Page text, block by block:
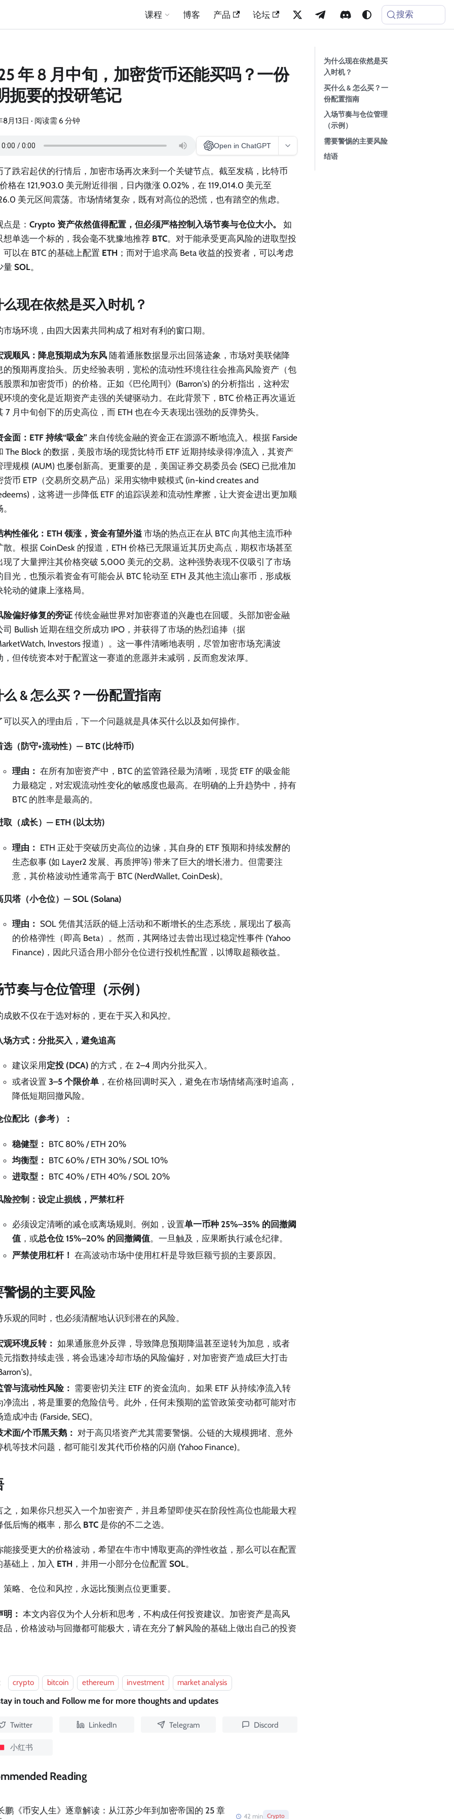
课程 博客 产品 论坛 搜索
年 8 月中旬，加密货币还能买吗？一份
扼要的投研笔记
月13日 · 阅读需 6 分钟
Open in ChatGPT
了跌宕起伏的行情后，加密市场再次来到一个关键节点。截至发稿，比特币
价格在 121,903.0 美元附近徘徊，日内微涨 0.02%，在 119,014.0 美元至
美元区间震荡。市场情绪复杂，既有对高位的恐慌，也有踏空的焦虑。
是： Crypto 资产依然值得配置，但必须严格控制入场节奏与仓位大小。
如
想单选一个标的，我会毫不犹豫地推荐 BTC。对于能承受更高风险的进取型投
可以在 BTC 的基础上配置 ETH ；而对于追求高 Beta 收益的投资者，可以考虑
量 SOL。
么现在依然是买入时机？
市场环境，由四大因素共同构成了相对有利的窗口期。
观顺风：降息预期成为东风 随着通胀数据显示出回落迹象，市场对美联储降
的预期再度抬头。历史经验表明，宽松的流动性环境往往会推高风险资产（包
股票和加密货币）的价格。正如《巴伦周刊》(Barron's) 的分析指出，这种宏
环境的变化是近期资产走强的关键驱动力。在此背景下，BTC 价格正再次逼近
7 月中旬创下的历史高位，而 ETH 也在今天表现出强劲的反弹势头。
金面：ETF 持续“吸金” 来自传统金融的资金正在源源不断地流入。根据 Farside
The Block 的数据，美股市场的现货比特币 ETF 近期持续录得净流入，其资产
理规模 (AUM) 也屡创新高。更重要的是，美国证券交易委员会 (SEC) 已批准加
货币 ETP（交易所交易产品）采用实物申赎模式 (in-kind creates and
，这将进一步降低 ETF 的追踪误差和流动性摩擦，让大资金进出更加顺
构性催化：ETH 领涨，资金有望外溢 市场的热点正在从 BTC 向其他主流币种
散。根据 CoinDesk 的报道，ETH 价格已无限逼近其历史高点，期权市场甚至
现了大量押注其价格突破 5,000 美元的交易。这种强势表现不仅吸引了市场
目光，也预示着资金有可能会从 BTC 轮动至 ETH 及其他主流山寨币，形成板
轮动的健康上涨格局。
险偏好修复的旁证 传统金融世界对加密赛道的兴趣也在回暖。头部加密金融
司 Bullish 近期在纽交所成功 IPO，并获得了市场的热烈追捧（据
Investors 报道）。这一事件清晰地表明，尽管加密市场充满波
，但传统资本对于配置这一赛道的意愿并未减弱，反而愈发浓厚。
么 & 怎么买？一份配置指南
可以买入的理由后，下一个问题就是具体买什么以及如何操作。
选（防守+流动性）— BTC (比特币)
理由： 在所有加密资产中，BTC 的监管路径最为清晰，现货 ETF 的吸金能
力最稳定，对宏观流动性变化的敏感度也最高。在明确的上升趋势中，持有
BTC 的胜率是最高的。
取（成长）— ETH (以太坊)
理由： ETH 正处于突破历史高位的边缘，其自身的 ETF 预期和持续发酵的
生态叙事 (如 Layer2 发展、再质押等) 带来了巨大的增长潜力。但需要注
意，其价格波动性通常高于 BTC (NerdWallet, CoinDesk)。
贝塔（小仓位）— SOL (Solana)
理由： SOL 凭借其活跃的链上活动和不断增长的生态系统，展现出了极高
的价格弹性（即高 Beta）。然而，其网络过去曾出现过稳定性事件 (Yahoo
Finance)，因此只适合用小部分仓位进行投机性配置，以博取超额收益。
奏与仓位管理（示例）
成败不仅在于选对标的，更在于买入和风控。
场方式：分批买入，避免追高
建议采用 定投 (DCA) 的方式，在 2–4 周内分批买入。
或者设置 3–5 个限价单 ，在价格回调时买入，避免在市场情绪高涨时追高，
降低短期回撤风险。
位配比（参考）：
稳健型： BTC 80% / ETH 20%
均衡型： BTC 60% / ETH 30% / SOL 10%
进取型： BTC 40% / ETH 40% / SOL 20%
险控制：设定止损线，严禁杠杆
必须设定清晰的减仓或离场规则。例如，设置单一币种 25%–35% 的回撤阈
值 ，或总仓位 15%–20% 的回撤阈值。一旦触及，应果断执行减仓纪律。
严禁使用杠杆！ 在高波动市场中使用杠杆是导致巨额亏损的主要原因。
警惕的主要风险
乐观的同时，也必须清醒地认识到潜在的风险。
观环境反转： 如果通胀意外反弹，导致降息预期降温甚至逆转为加息，或者
元指数持续走强，将会迅速冷却市场的风险偏好，对加密资产造成巨大打击
。
管与流动性风险： 需要密切关注 ETF 的资金流向。如果 ETF 从持续净流入转
净流出，将是重要的危险信号。此外，任何未预期的监管政策变动都可能对市
造成冲击 (Farside, SEC)。
术面/个币黑天鹅： 对于高贝塔资产尤其需要警惕。公链的大规模拥堵、意外
机等技术问题，都可能引发其代币价格的闪崩 (Yahoo Finance)。
之，如果你只想买入一个加密资产，并且希望即使买在阶段性高位也能最大程
低后悔的概率，那么 BTC 是你的不二之选。
能接受更大的价格波动，希望在牛市中博取更高的弹性收益，那么可以在配置
基础上，加入 ETH ，并用一小部分仓位配置 SOL。
策略、仓位和风控，永远比预测点位更重要。
： 本文内容仅为个人分析和思考，不构成任何投资建议。加密资产是高风
品，价格波动与回撤都可能极大，请在充分了解风险的基础上做出自己的投资
crypto bitcoin ethereum investment market analysis
in touch and Follow me for more thoughts and updates
Twitter LinkedIn Telegram Discord
小红书
Reading
鹏《币安人生》逐章解读：从江苏少年到加密帝国的 25 章
42 min Crypto
为什么现在依然是买
入时机？
买什么 & 怎么买？一
份配置指南
入场节奏与仓位管理
（示例）
需要警惕的主要风险
结语